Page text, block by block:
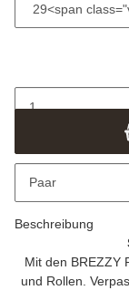
Paar
Dieser Artikel hat
Beschreibung
Mit den BREZZY
und Rollen.